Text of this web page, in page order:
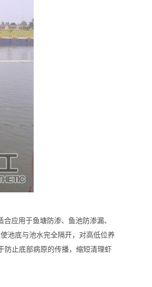
应用于鱼塘防渗、鱼池防渗漏、
池底与池水完全隔开，对高低位养
防止底部病原的传播，缩短清理虾